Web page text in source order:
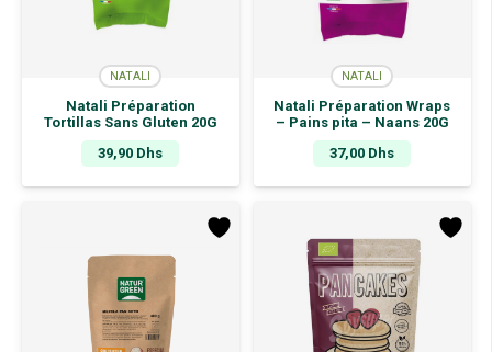
NATALI
Natali Préparation
Tortillas Sans Gluten 20G
39,90 Dhs
NATALI
Natali Préparation Wraps
– Pains pita – Naans 20G
37,00 Dhs